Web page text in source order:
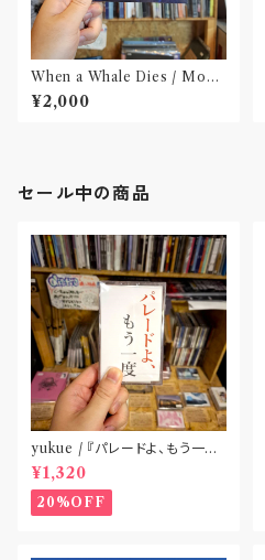
When a Whale Dies / Moby
Dick(CD)
¥2,000
セール中の商品
yukue / 『パレードよ、もう一度』
(TAPE)
¥1,320
20%OFF